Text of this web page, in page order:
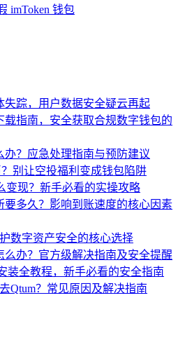
imToken 钱包
失踪，用户数据安全疑云再起
载指南，安全获取合规数字钱包的
办？应急处理指南与预防建议
别让空投福利变成钱包陷阱
变现？新手必看的实操攻略
要多久？影响到账速度的核心因素
数字资产安全的核心选择
么办？官方级解决指南及安全提醒
装全教程，新手必看的安全指南
Qtum？常见原因及解决指南